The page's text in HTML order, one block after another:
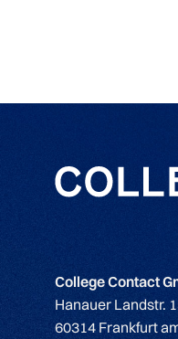
College Contact
Hanauer Landstr.
60314 Frankfurt